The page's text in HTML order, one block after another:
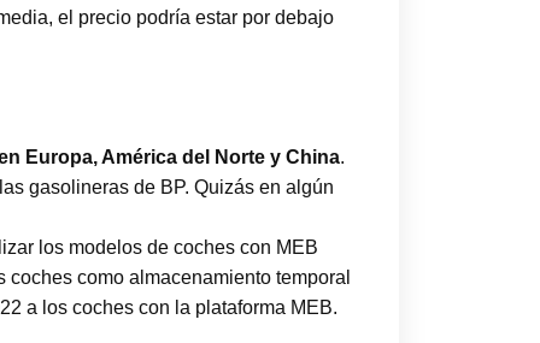
el precio podría estar por debajo
Europa, América del Norte y China.
gasolineras de BP. Quizás en algún
los modelos de coches con MEB
como almacenamiento temporal
a los coches con la plataforma MEB.